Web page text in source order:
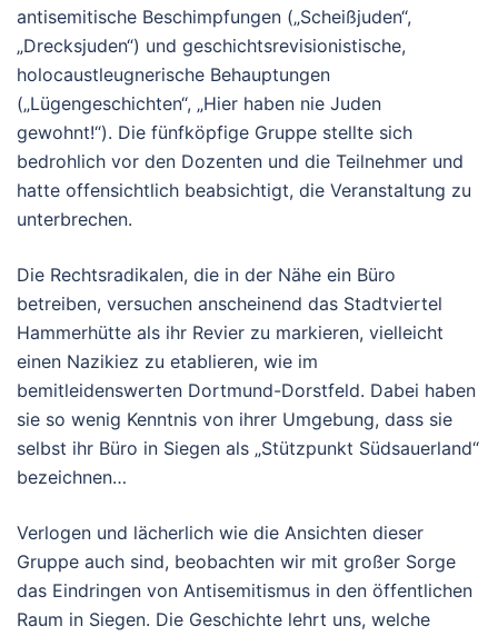
antisemitische Beschimpfungen („Scheißjuden“,
„Drecksjuden“) und geschichtsrevisionistische,
holocaustleugnerische Behauptungen
(„Lügengeschichten“, „Hier haben nie Juden
gewohnt!“). Die fünfköpfige Gruppe stellte sich
bedrohlich vor den Dozenten und die Teilnehmer und
hatte offensichtlich beabsichtigt, die Veranstaltung zu
unterbrechen.
Die Rechtsradikalen, die in der Nähe ein Büro
betreiben, versuchen anscheinend das Stadtviertel
Hammerhütte als ihr Revier zu markieren, vielleicht
einen Nazikiez zu etablieren, wie im
bemitleidenswerten Dortmund-Dorstfeld. Dabei haben
sie so wenig Kenntnis von ihrer Umgebung, dass sie
selbst ihr Büro in Siegen als „Stützpunkt Südsauerland“
bezeichnen…
Verlogen und lächerlich wie die Ansichten dieser
Gruppe auch sind, beobachten wir mit großer Sorge
das Eindringen von Antisemitismus in den öffentlichen
Raum in Siegen. Die Geschichte lehrt uns, welche